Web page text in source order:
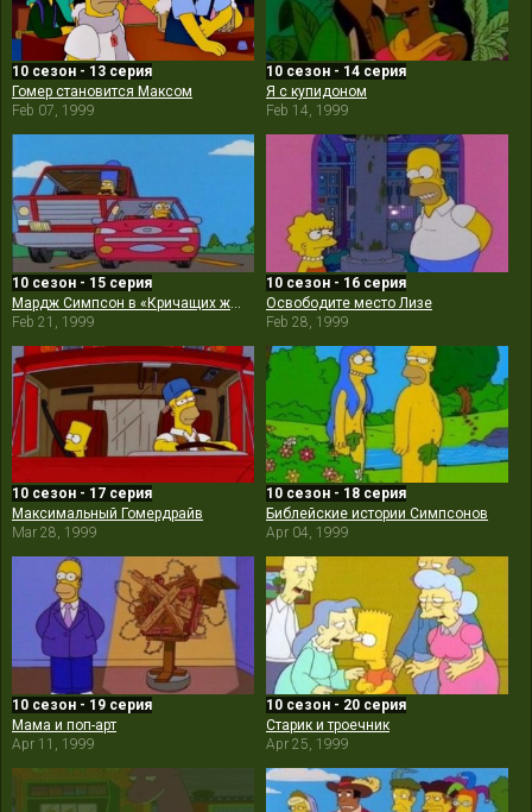
10 сезон - 13 серия
Гомер становится Максом
Feb 07, 1999
10 сезон - 14 серия
Я с купидоном
Feb 14, 1999
10 сезон - 15 серия
Feb 21, 1999
10 сезон - 16 серия
Освободите место Лизе
Feb 28, 1999
10 сезон - 17 серия
Максимальный Гомердрайв
Mar 28, 1999
10 сезон - 18 серия
Библейские истории Симпсонов
Apr 04, 1999
10 сезон - 19 серия
Мама и поп-арт
Apr 11, 1999
10 сезон - 20 серия
Старик и троечник
Apr 25, 1999